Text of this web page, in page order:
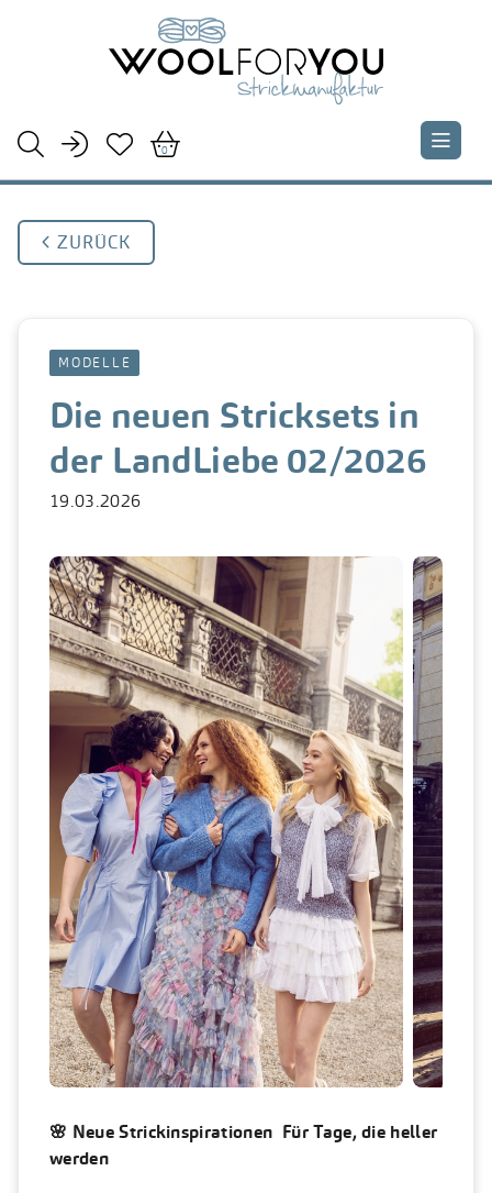
   0
 
 ZURÜCK
MODELLE
Die neuen Stricksets in
der LandLiebe 02/2026
19.03.2026
🌸 Neue Strickinspirationen Für Tage, die heller
werden